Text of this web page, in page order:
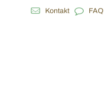
Kontakt FAQ